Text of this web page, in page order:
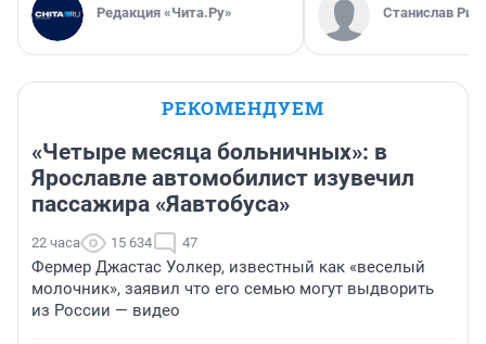
Редакция «Чита.Ру» Станислав
РЕКОМЕНДУЕМ
«Четыре месяца больничных»: в
Ярославле автомобилист изувечил
пассажира «Яавтобуса»
22 часа 15 634 47
Фермер Джастас Уолкер, известный как «веселый
молочник», заявил что его семью могут выдворить
из России — видео